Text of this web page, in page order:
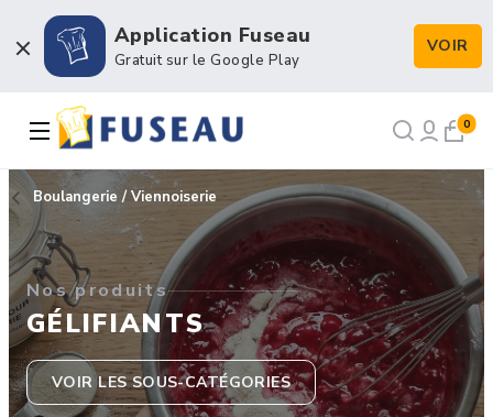
Application Fuseau
Gratuit sur le Google Play
VOIR
Boulangerie / Viennoiserie
Pâtisserie / Chocolaterie
Snacking & Restauration
Emballage & Décors
Petits matériels & Hygiène
0
Boulangerie / Viennoiserie
Nos produits
GÉLIFIANTS
VOIR LES SOUS-CATÉGORIES